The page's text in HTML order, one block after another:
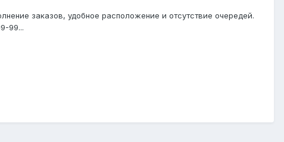
заказов, удобное расположение и отсутствие очередей.
99...